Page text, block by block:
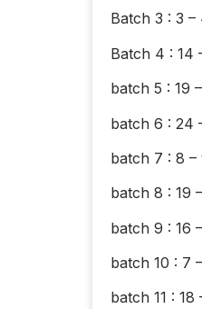
Batch 3 : 3
Batch 4 : 14
batch 5 : 19
batch 6 : 24
batch 7 : 8
batch 8 : 19
batch 9 : 16
batch 10 : 7
batch 11 :